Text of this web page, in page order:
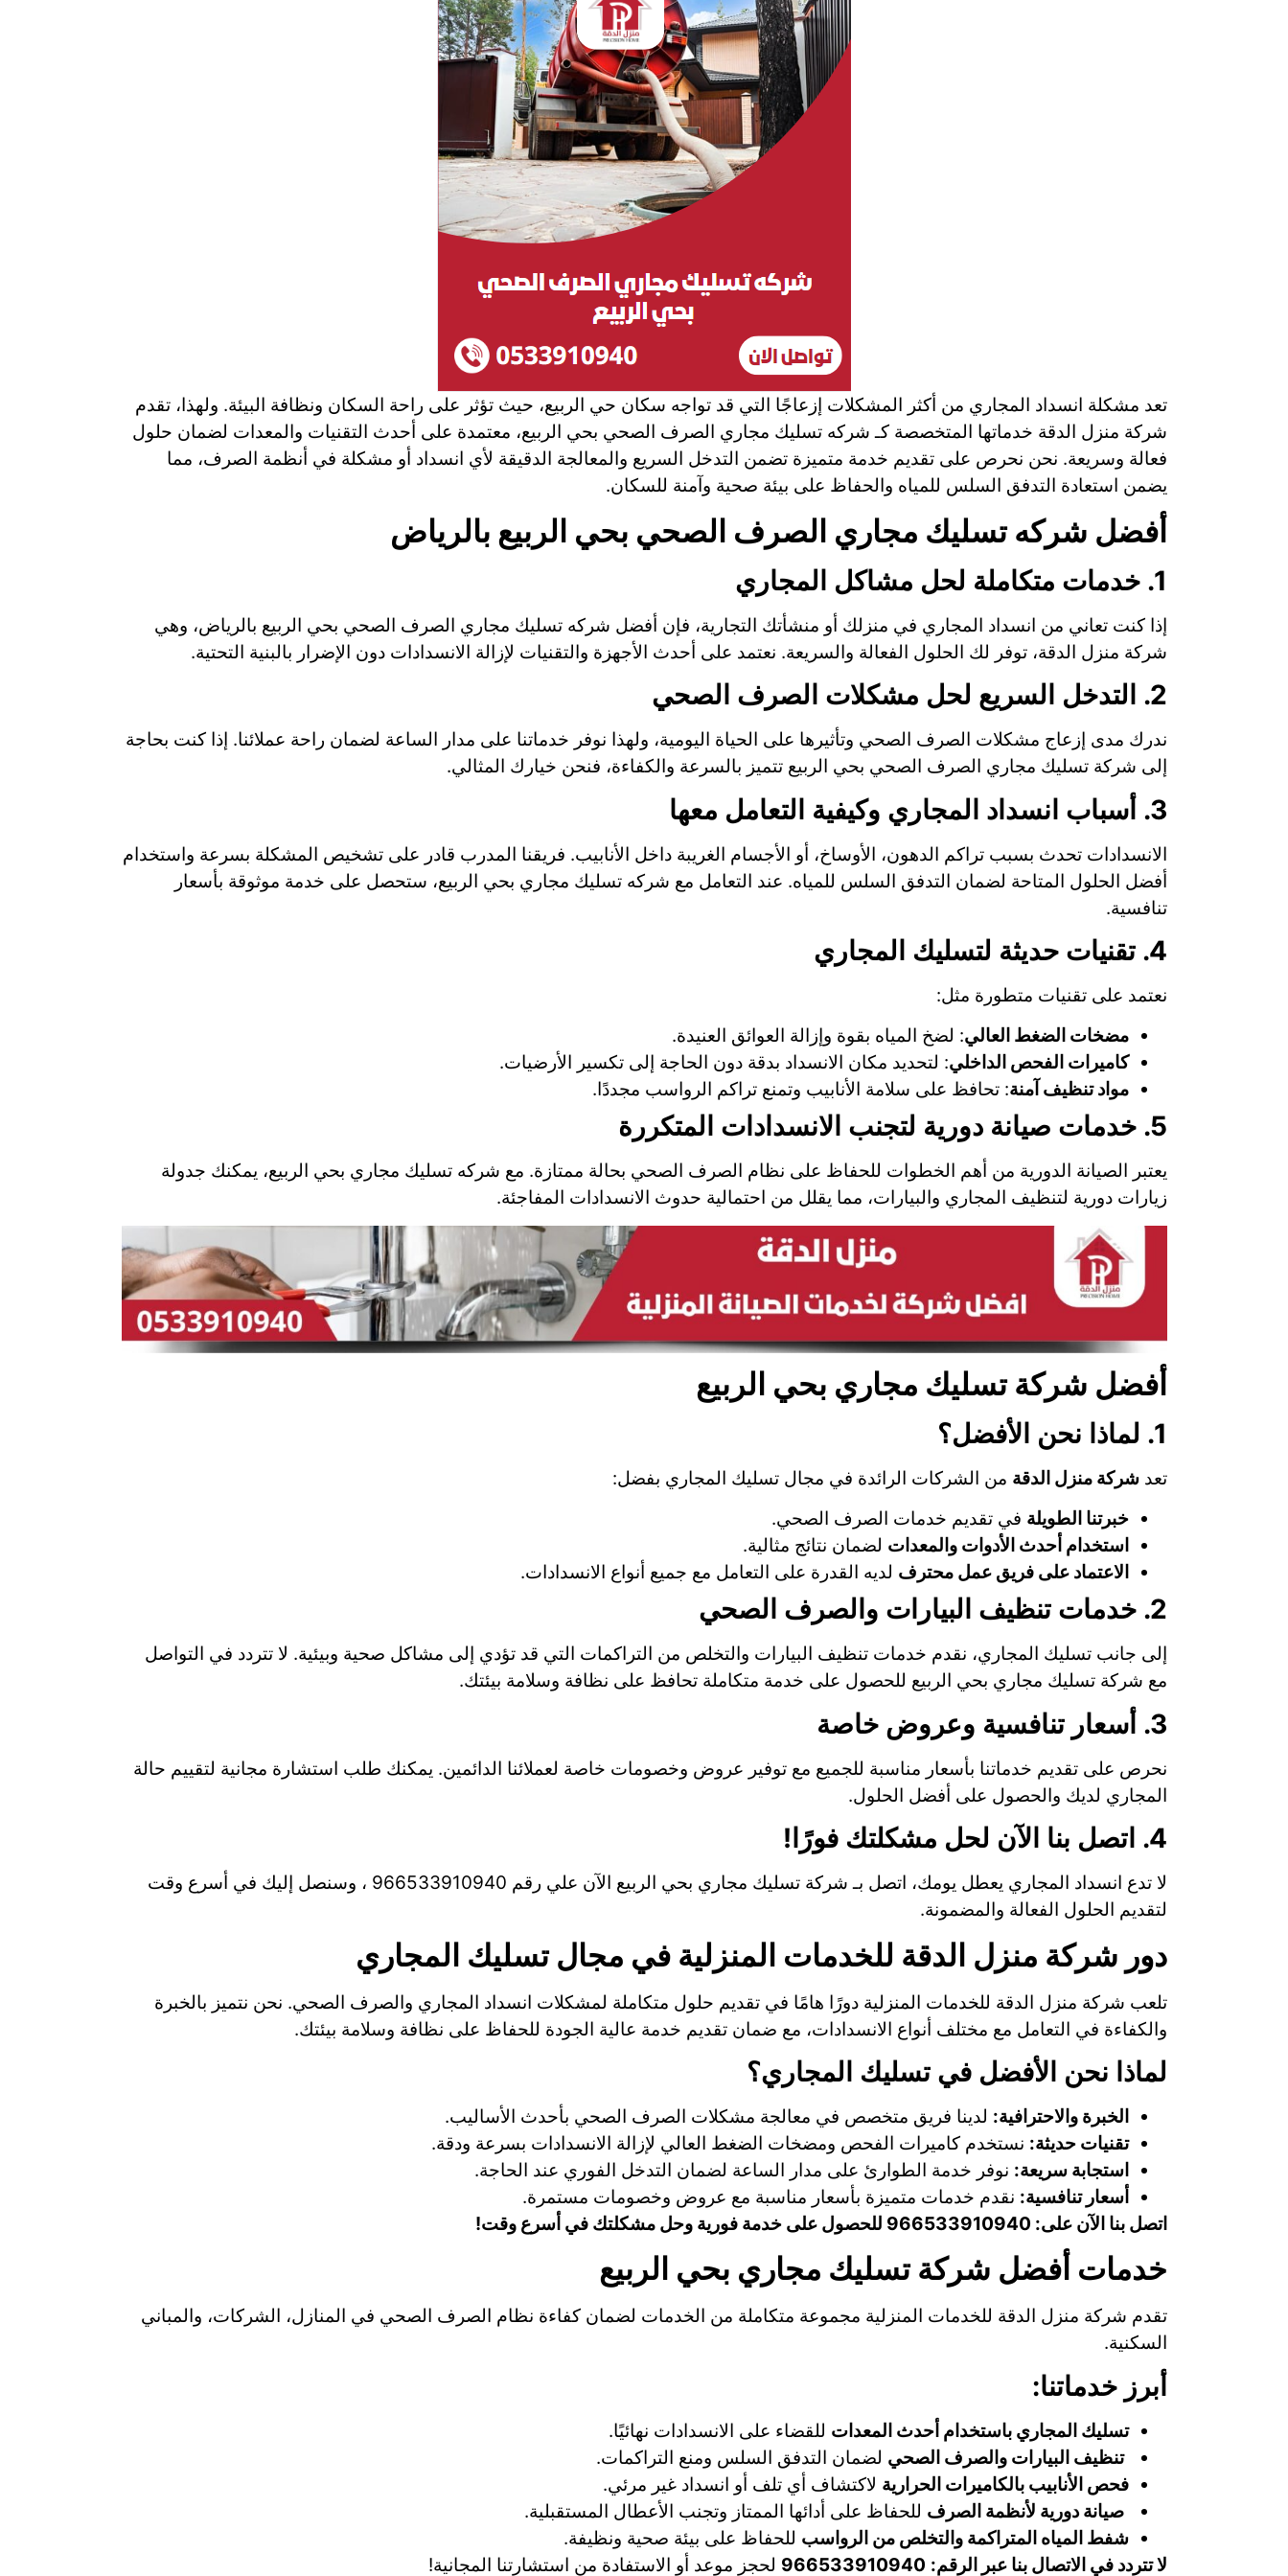
تعد مشكلة انسداد المجاري من أكثر المشكلات إزعاجًا التي قد تواجه سكان حي الربيع، حيث تؤثر على راحة السكان ونظافة البيئة. ولهذا، تقدم
شركة منزل الدقة خدماتها المتخصصة كـ شركه تسليك مجاري الصرف الصحي بحي الربيع، معتمدة على أحدث التقنيات والمعدات لضمان حلول
فعالة وسريعة. نحن نحرص على تقديم خدمة متميزة تضمن التدخل السريع والمعالجة الدقيقة لأي انسداد أو مشكلة في أنظمة الصرف، مما
يضمن استعادة التدفق السلس للمياه والحفاظ على بيئة صحية وآمنة للسكان.
أفضل شركه تسليك مجاري الصرف الصحي بحي الربيع بالرياض
1. خدمات متكاملة لحل مشاكل المجاري
إذا كنت تعاني من انسداد المجاري في منزلك أو منشأتك التجارية، فإن أفضل شركه تسليك مجاري الصرف الصحي بحي الربيع بالرياض، وهي
شركة منزل الدقة، توفر لك الحلول الفعالة والسريعة. نعتمد على أحدث الأجهزة والتقنيات لإزالة الانسدادات دون الإضرار بالبنية التحتية.
2. التدخل السريع لحل مشكلات الصرف الصحي
ندرك مدى إزعاج مشكلات الصرف الصحي وتأثيرها على الحياة اليومية، ولهذا نوفر خدماتنا على مدار الساعة لضمان راحة عملائنا. إذا كنت بحاجة
إلى شركة تسليك مجاري الصرف الصحي بحي الربيع تتميز بالسرعة والكفاءة، فنحن خيارك المثالي.
3. أسباب انسداد المجاري وكيفية التعامل معها
الانسدادات تحدث بسبب تراكم الدهون، الأوساخ، أو الأجسام الغريبة داخل الأنابيب. فريقنا المدرب قادر على تشخيص المشكلة بسرعة واستخدام
أفضل الحلول المتاحة لضمان التدفق السلس للمياه. عند التعامل مع شركه تسليك مجاري بحي الربيع، ستحصل على خدمة موثوقة بأسعار
تنافسية.
4. تقنيات حديثة لتسليك المجاري
نعتمد على تقنيات متطورة مثل:
مضخات الضغط العالي: لضخ المياه بقوة وإزالة العوائق العنيدة.
كاميرات الفحص الداخلي: لتحديد مكان الانسداد بدقة دون الحاجة إلى تكسير الأرضيات.
مواد تنظيف آمنة: تحافظ على سلامة الأنابيب وتمنع تراكم الرواسب مجددًا.
5. خدمات صيانة دورية لتجنب الانسدادات المتكررة
يعتبر الصيانة الدورية من أهم الخطوات للحفاظ على نظام الصرف الصحي بحالة ممتازة. مع شركه تسليك مجاري بحي الربيع، يمكنك جدولة
زيارات دورية لتنظيف المجاري والبيارات، مما يقلل من احتمالية حدوث الانسدادات المفاجئة.
أفضل شركة تسليك مجاري بحي الربيع
1. لماذا نحن الأفضل؟
تعدشركة منزل الدقة من الشركات الرائدة في مجال تسليك المجاري بفضل:
خبرتنا الطويلة في تقديم خدمات الصرف الصحي.
استخدام أحدث الأدوات والمعدات لضمان نتائج مثالية.
الاعتماد على فريق عمل محترف لديه القدرة على التعامل مع جميع أنواع الانسدادات.
2. خدمات تنظيف البيارات والصرف الصحي
إلى جانب تسليك المجاري، نقدم خدمات تنظيف البيارات والتخلص من التراكمات التي قد تؤدي إلى مشاكل صحية وبيئية. لا تتردد في التواصل
مع شركة تسليك مجاري بحي الربيع للحصول على خدمة متكاملة تحافظ على نظافة وسلامة بيئتك.
3. أسعار تنافسية وعروض خاصة
نحرص على تقديم خدماتنا بأسعار مناسبة للجميع مع توفير عروض وخصومات خاصة لعملائنا الدائمين. يمكنك طلب استشارة مجانية لتقييم حالة
المجاري لديك والحصول على أفضل الحلول.
4. اتصل بنا الآن لحل مشكلتك فورًا!
لا تدع انسداد المجاري يعطل يومك، اتصل بـ شركة تسليك مجاري بحي الربيع الآن علي رقم 966533910940 ، وسنصل إليك في أسرع وقت
لتقديم الحلول الفعالة والمضمونة.
دور شركة منزل الدقة للخدمات المنزلية في مجال تسليك المجاري
تلعب شركة منزل الدقة للخدمات المنزلية دورًا هامًا في تقديم حلول متكاملة لمشكلات انسداد المجاري والصرف الصحي. نحن نتميز بالخبرة
والكفاءة في التعامل مع مختلف أنواع الانسدادات، مع ضمان تقديم خدمة عالية الجودة للحفاظ على نظافة وسلامة بيئتك.
لماذا نحن الأفضل في تسليك المجاري؟
الخبرة والاحترافية: لدينا فريق متخصص في معالجة مشكلات الصرف الصحي بأحدث الأساليب.
تقنيات حديثة: نستخدم كاميرات الفحص ومضخات الضغط العالي لإزالة الانسدادات بسرعة ودقة.
استجابة سريعة: نوفر خدمة الطوارئ على مدار الساعة لضمان التدخل الفوري عند الحاجة.
أسعار تنافسية: نقدم خدمات متميزة بأسعار مناسبة مع عروض وخصومات مستمرة.
اتصل بنا الآن على: 966533910940 للحصول على خدمة فورية وحل مشكلتك في أسرع وقت!
خدمات أفضل شركة تسليك مجاري بحي الربيع
تقدم شركة منزل الدقة للخدمات المنزلية مجموعة متكاملة من الخدمات لضمان كفاءة نظام الصرف الصحي في المنازل، الشركات، والمباني
السكنية.
أبرز خدماتنا:
تسليك المجاري باستخدام أحدث المعدات للقضاء على الانسدادات نهائيًا.
تنظيف البيارات والصرف الصحي لضمان التدفق السلس ومنع التراكمات.
فحص الأنابيب بالكاميرات الحرارية لاكتشاف أي تلف أو انسداد غير مرئي.
صيانة دورية لأنظمة الصرف للحفاظ على أدائها الممتاز وتجنب الأعطال المستقبلية.
شفط المياه المتراكمة والتخلص من الرواسب للحفاظ على بيئة صحية ونظيفة.
لا تتردد في الاتصال بنا عبر الرقم: 966533910940 لحجز موعد أو الاستفادة من استشارتنا المجانية!